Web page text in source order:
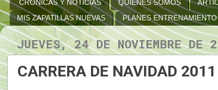
CRÓNICAS Y NOTICIAS QUIENES SOMOS
MIS ZAPATILLAS NUEVAS
PLANES ENTRENAMIENTO
JUEVES, 24 DE NOVIEMBRE DE
CARRERA DE NAVIDAD 2011